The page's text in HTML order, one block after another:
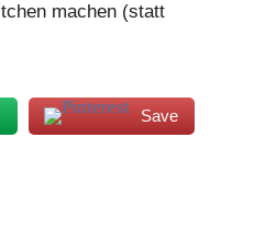
machen (statt
Save